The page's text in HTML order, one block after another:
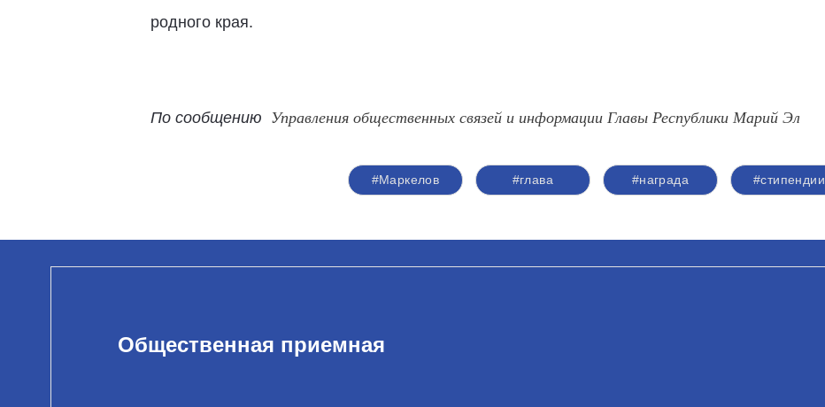
родного края.
По сообщению Управления общественных связей и информации Главы Республики Марий Эл
#Маркелов #глава #награда #стипендии
Общественная приемная